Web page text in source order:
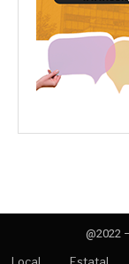
@2022